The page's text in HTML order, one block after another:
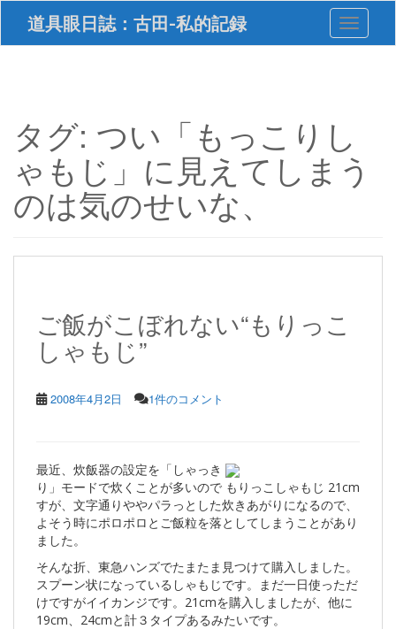
i
道具眼日誌：古田-私的記録 Toggle
タグ: つい「もっこりし
ゃもじ」に見えてしまう
のは気のせいな、
ご飯がこぼれない“もりっこ
しゃもじ”
2008年4月2日 1件のコメント
もりっこしゃもじ 21cm
最近、炊飯器の設定を「しゃっき
り」モードで炊くことが多いので
すが、文字通りややパラっとした炊きあがりになるので、
よそう時にポロポロとご飯粒を落としてしまうことがあり
ました。
そんな折、東急ハンズでたまたま見つけて購入しました。
スプーン状になっているしゃもじです。まだ一日使っただ
けですがイイカンジです。21cmを購入しましたが、他に
19cm、24cmと計３タイプあるみたいです。